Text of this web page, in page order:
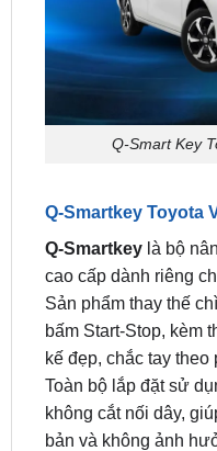
Q-Smart Key
Q-Smartkey Toyota
Q-Smartkeylà bộ
cao cấp dành riêng
Sản phẩm thay thế
bấm Start-Stop, kèm
kế đẹp, chắc tay
Toàn bộ lắp đặt sử
không cắt nối dây,
bản và không ảnh